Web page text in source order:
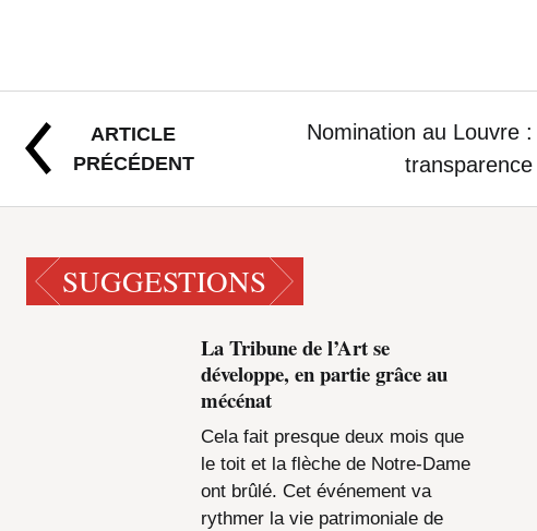
ARTICLE
PRÉCÉDENT
Nomination au Louvre
transparence
SUGGESTIONS
La Tribune de l’Art se
développe, en partie grâce au
mécénat
Cela fait presque deux mois que
le toit et la flèche de Notre-Dame
ont brûlé. Cet événement va
rythmer la vie patrimoniale de